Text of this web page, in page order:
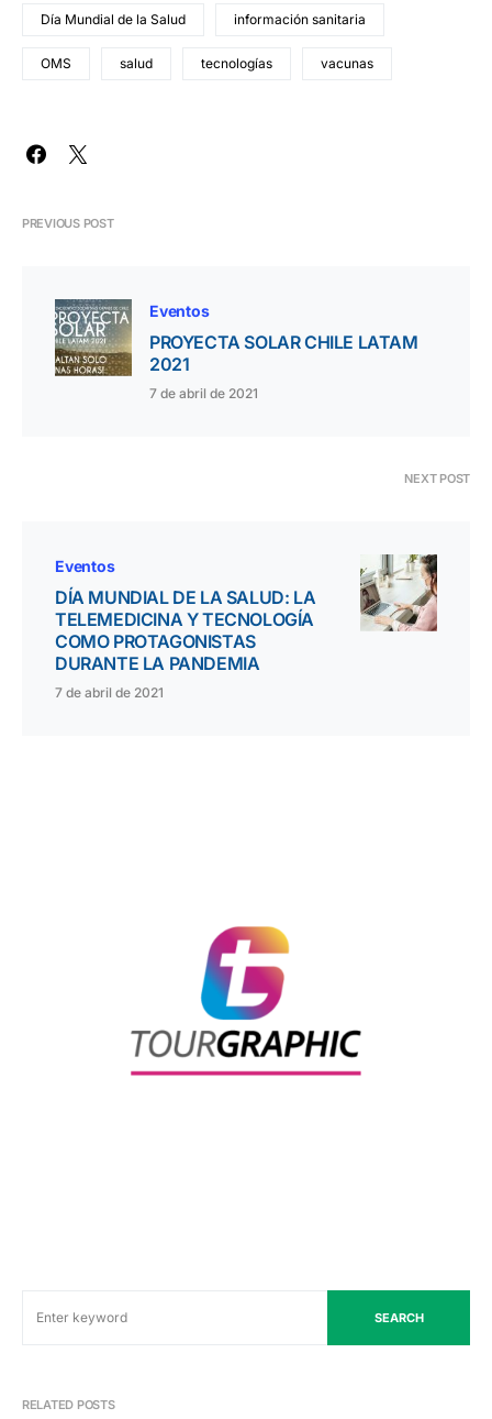
Día Mundial de la Salud información sanitaria
OMS salud tecnologías vacunas
PREVIOUS POST
Eventos
PROYECTA SOLAR CHILE LATAM
2021
7 de abril de 2021
NEXT POST
Eventos
DÍA MUNDIAL DE LA SALUD: LA
TELEMEDICINA Y TECNOLOGÍA
COMO PROTAGONISTAS
DURANTE LA PANDEMIA
7 de abril de 2021
SEARCH
RELATED POSTS